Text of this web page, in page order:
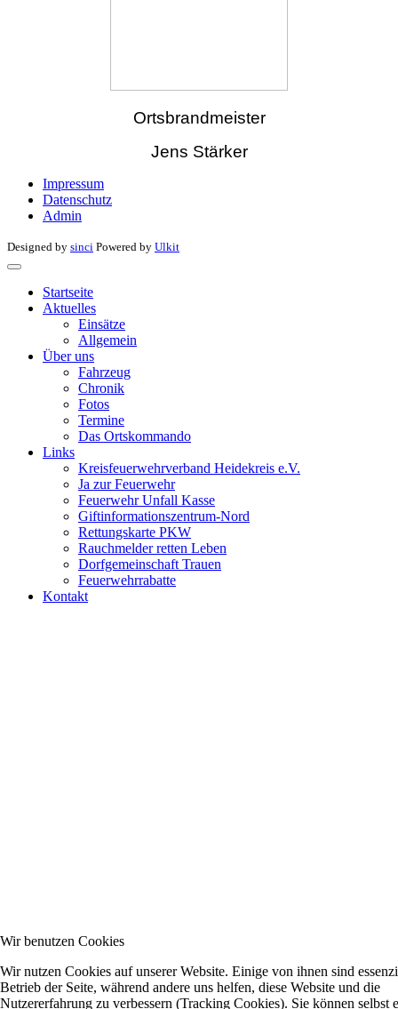
Ortsbrandmeister
Jens Stärker
Impressum
Datenschutz
Admin
Designed by sinci Powered by Ulkit
Startseite
Aktuelles
Einsätze
Allgemein
Über uns
Fahrzeug
Chronik
Fotos
Termine
Das Ortskommando
Links
Kreisfeuerwehrverband Heidekreis e.V.
Ja zur Feuerwehr
Feuerwehr Unfall Kasse
Giftinformationszentrum-Nord
Rettungskarte PKW
Rauchmelder retten Leben
Dorfgemeinschaft Trauen
Feuerwehrrabatte
Kontakt
Wir benutzen Cookies
Wir nutzen Cookies auf unserer Website. Einige von ihnen sind
Betrieb der Seite, während andere uns helfen, diese Website und die
Nutzererfahrung zu verbessern (Tracking Cookies). Sie können selbst